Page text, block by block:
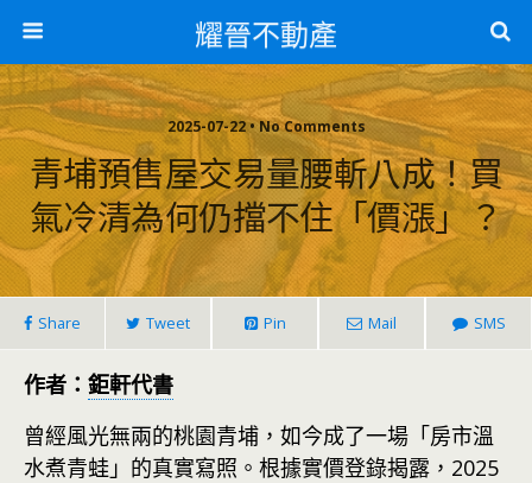
耀晉不動產
2025-07-22 • No Comments
青埔預售屋交易量腰斬八成！買
氣冷清為何仍擋不住「價漲」？
Share Tweet Pin Mail SMS
作者： 鉅軒代書
曾經風光無兩的桃園青埔，如今成了一場「房市溫
水煮青蛙」的真實寫照。根據實價登錄揭露，2025